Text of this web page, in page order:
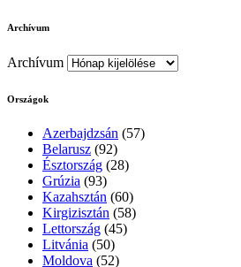
Archívum
Archívum
Országok
Azerbajdzsán (57)
Belarusz (92)
Észtország (28)
Grúzia (93)
Kazahsztán (60)
Kirgizisztán (58)
Lettország (45)
Litvánia (50)
Moldova (52)